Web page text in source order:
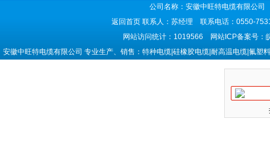
公司名称：安徽中旺特电缆有限公
返回首页 联系人：苏经理 联系电话：0550-
网站访问统计：1019566 网站ICP备案号：
安徽中旺特电缆有限公司 专业生产、销售：特种电缆|硅橡胶电缆|耐高温电缆|氟